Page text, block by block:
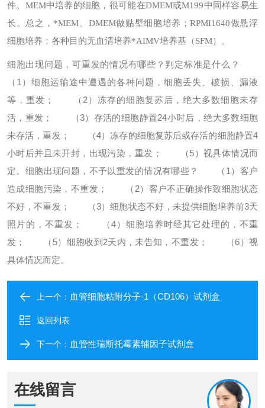
件。MEM中培养的细胞，很可能在DMEM或M199中同样容易生
长。总之，*MEM、DMEM做贴壁细胞培养；RPMI1640做悬浮
细胞培养；各种目的无血清培养*AIMV培养基（SFM）。
细胞出现问题，可重发的情况有哪些？判定标准是什么？
（1）细胞运输途中遭遇的各种问题，细胞丢失、破损、漏液
等，重发；
（2）冻存的细胞复苏后，绝大多数细胞未存
活，重发；
（3）存活的细胞静置24小时后，绝大多数细胞
未存活，重发；
（4）冻存的细胞复苏后或存活的细胞静置4
小时后并且未开封，出现污染，重发；
（5）视具体情况而
定。 细胞出现问题，不予以重发的情况有哪些？
（1）客户
造成细胞污染，不重发；
（2）客户不正确操作致细胞状态
不好，不重发；
（3）细胞状态不好，未提供细胞培养前3天
照片的，不重发；
（4）细胞培养时经其它处理的，不重
发；
（5）细胞收到2天内，未告知，不重发；
（6）视
具体情况而定。
上一个： 血管细胞粘附分子-1（CD106）试剂盒
返回列表
下一个： 血管性瑞斯托霉素辅因子试剂盒
在线留言